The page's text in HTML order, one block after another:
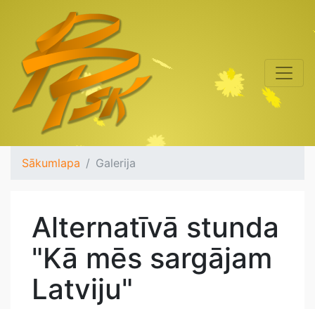
Sākumlapa Galerija
Alternatīvā stunda
"Kā mēs sargājam
Latviju"